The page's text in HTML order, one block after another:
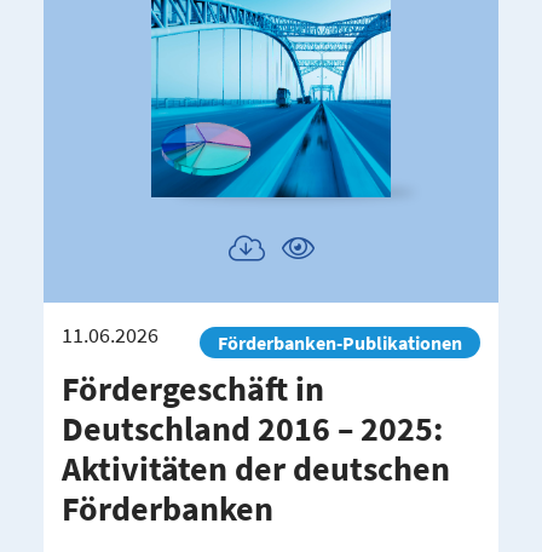
Publikation
Publikation
11.06.2026 Förderbanken-Publikationen
Förder­ge­schäft in
Deutschland 2016 – 2025:
Aktivi­täten der deutschen
Förder­banken